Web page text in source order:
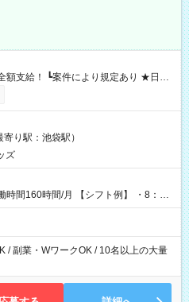
いたその日に現金GET♪ お仕事後はコ
とせます！ 【試用期間】試
り駅：池袋駅）
ズ
【シフト例】 ・8：00
/ 副業・WワークOK / 10名以上の大量